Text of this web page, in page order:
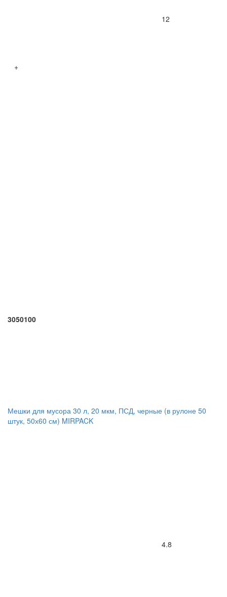
12
+
3050100
Мешки для мусора 30 л, 20 мкм, ПСД, черные (в рулоне 50
штук, 50х60 см) MIRPACK
4.8